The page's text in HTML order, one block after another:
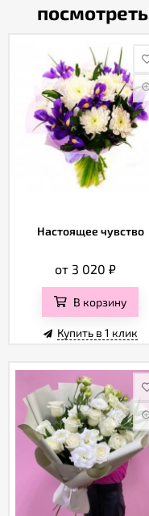
посмотреть
Настоящее чувство
от 3 020₽
В корзину
Купить в 1 клик